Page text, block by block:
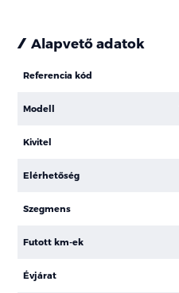
Alapvető adatok
Referencia kód
Modell
Kivitel
Elérhetőség
Szegmens
Futott km-ek
Évjárat